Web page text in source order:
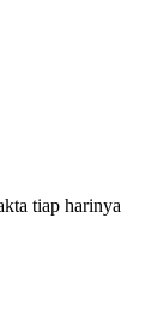
tiap harinya